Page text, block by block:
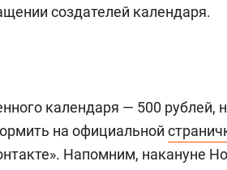
создателей календаря.
календаря — 500 рублей,
на официальной
Напомним, накануне